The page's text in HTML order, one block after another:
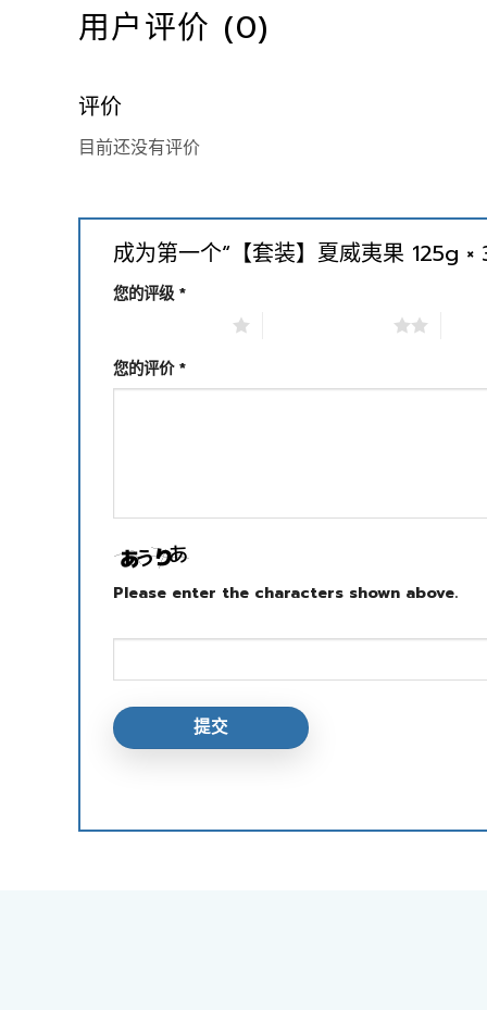
用户评价 (0)
评价
目前还没有评价
成为第一个“【套装】夏威夷果 125g
您的评级*
您的评价*
Please enter the characters shown above.